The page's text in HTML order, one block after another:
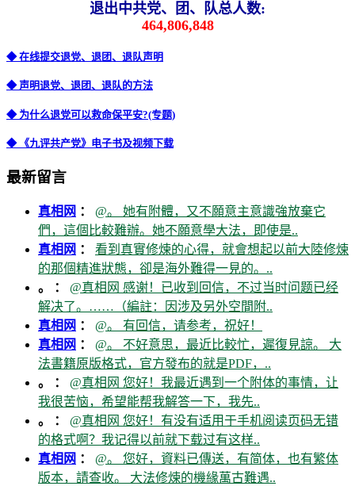
退出中共党、团、队总人数:
464,806,848
◆ 在线提交退党、退团、退队声明
◆ 声明退党、退团、退队的方法
◆ 为什么退党可以救命保平安?(专题)
◆ 《九评共产党》电子书及视频下载
最新留言
真相网 ： @。 她有附體，又不願意主意識強放棄它
們，這個比較難辦。她不願意學大法，即使是..
真相网 ： 看到真實修煉的心得，就會想起以前大陸修煉
的那個精進狀態，卻是海外難得一見的。..
。 ： @真相网 感谢！已收到回信，不过当时问题已经
解决了。……（編註：因涉及另外空間附..
真相网 ： @。 有回信，请参考，祝好！
真相网 ： @。 不好意思，最近比較忙，遲復見諒。 大
法書籍原版格式，官方發布的就是PDF，..
。 ： @真相网 您好！我最近遇到一个附体的事情，让
我很苦恼，希望能帮我解答一下，我先..
。 ： @真相网 您好！有没有适用于手机阅读页码无错
的格式啊？我记得以前就下载过有这样..
真相网 ： @。 您好，資料已傳送，有简体，也有繁体
版本，請查收。 大法修煉的機緣萬古難遇..